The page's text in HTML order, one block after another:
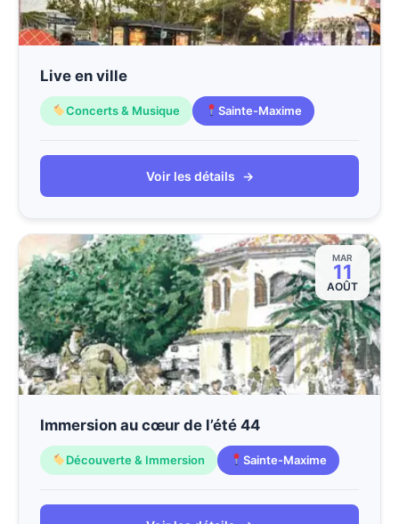
Live en ville
Concerts & Musique Sainte-Maxime
Voir les détails →
MAR
11
AOÛT
Immersion au cœur de l’été 44
Découverte & Immersion Sainte-Maxime